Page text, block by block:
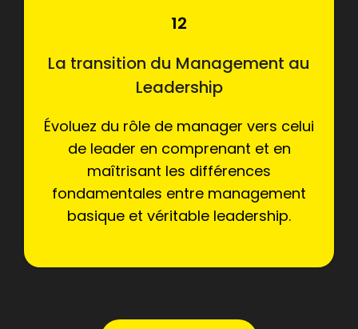
12
La transition du Management au
Leadership
Évoluez du rôle de manager vers celui
de leader en comprenant et en
maîtrisant les différences
fondamentales entre management
basique et véritable leadership.